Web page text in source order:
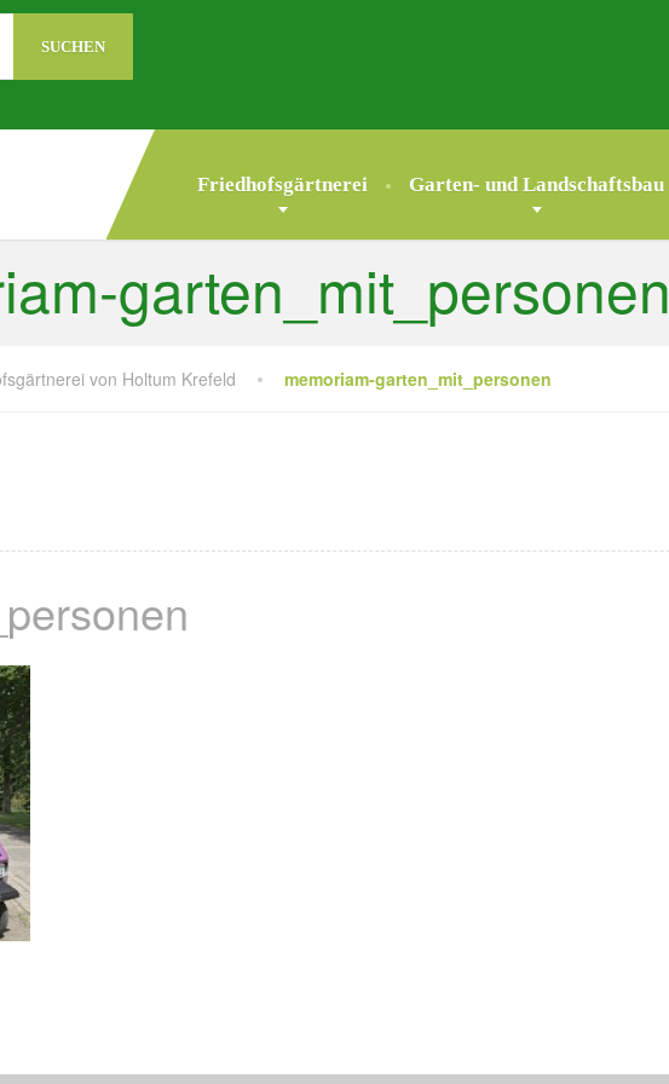
Friedhofsgärtnerei Garten- und Landschaftsbau
garten_mit_personen
von Holtum Krefeld memoriam-garten_mit_personen